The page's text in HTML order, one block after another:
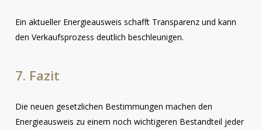
Ein aktueller Energieausweis schafft Transparenz und kann
den Verkaufsprozess deutlich beschleunigen.
7. Fazit
Die neuen gesetzlichen Bestimmungen machen den
Energieausweis zu einem noch wichtigeren Bestandteil jeder